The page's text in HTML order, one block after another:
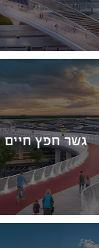
גשר חפץ חיים OP1